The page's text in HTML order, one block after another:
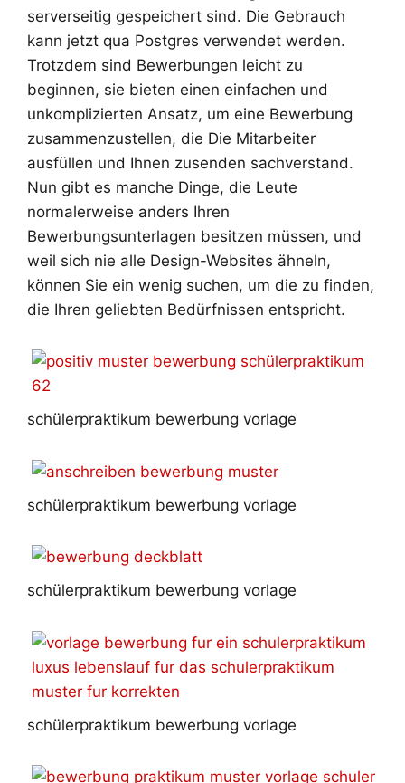
serverseitig gespeichert sind. Die Gebrauch
kann jetzt qua Postgres verwendet werden.
Trotzdem sind Bewerbungen leicht zu
beginnen, sie bieten einen einfachen und
unkomplizierten Ansatz, um eine Bewerbung
zusammenzustellen, die Die Mitarbeiter
ausfüllen und Ihnen zusenden sachverstand.
Nun gibt es manche Dinge, die Leute
normalerweise anders Ihren
Bewerbungsunterlagen besitzen müssen, und
weil sich nie alle Design-Websites ähneln,
können Sie ein wenig suchen, um die zu finden,
die Ihren geliebten Bedürfnissen entspricht.
schülerpraktikum bewerbung vorlage
schülerpraktikum bewerbung vorlage
schülerpraktikum bewerbung vorlage
schülerpraktikum bewerbung vorlage